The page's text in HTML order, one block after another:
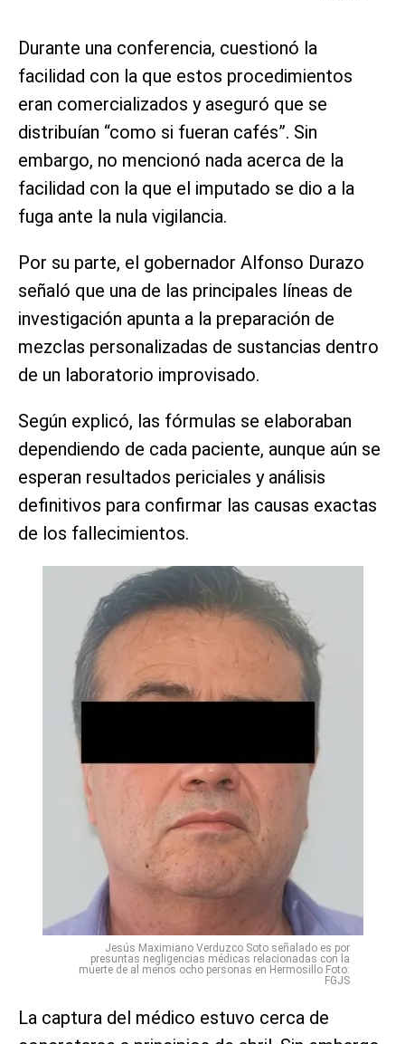
Durante una conferencia, cuestionó la
facilidad con la que estos procedimientos
eran comercializados y aseguró que se
distribuían “como si fueran cafés”. Sin
embargo, no mencionó nada acerca de la
facilidad con la que el imputado se dio a la
fuga ante la nula vigilancia.
Por su parte, el gobernador Alfonso Durazo
señaló que una de las principales líneas de
investigación apunta a la preparación de
mezclas personalizadas de sustancias dentro
de un laboratorio improvisado.
Según explicó, las fórmulas se elaboraban
dependiendo de cada paciente, aunque aún se
esperan resultados periciales y análisis
definitivos para confirmar las causas exactas
de los fallecimientos.
Jesús Maximiano Verduzco Soto señalado es por
presuntas negligencias médicas relacionadas con la
muerte de al menos ocho personas en Hermosillo Foto:
FGJS
La captura del médico estuvo cerca de